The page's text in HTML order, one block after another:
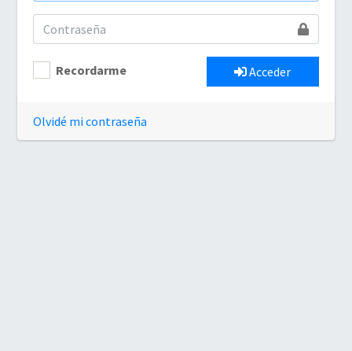
Recordarme Acceder
Olvidé mi contraseña